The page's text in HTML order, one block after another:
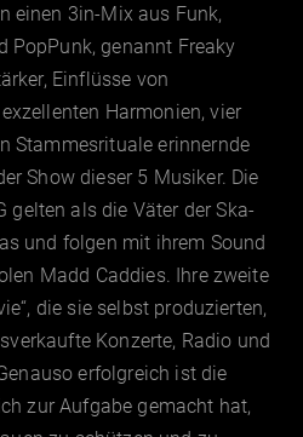
einen 3in-Mix aus Funk,
PopPunk, genannt Freaky
Einflüsse von
Harmonien, vier
Stammesrituale erinnernde
Show dieser 5 Musiker. Die
gelten als die Väter der Ska-
und folgen mit ihrem Sound
Madd Caddies. Ihre zweite
die sie selbst produzierten,
Konzerte, Radio und
erfolgreich ist die
zur Aufgabe gemacht hat,